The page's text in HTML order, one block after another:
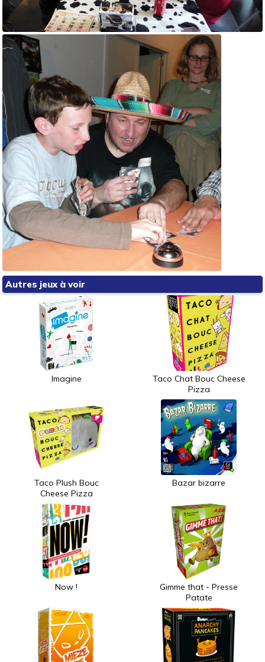
Autres jeux à voir
Imagine
Taco Chat Bouc Cheese
Pizza
Taco Plush Bouc
Cheese Pizza
Bazar bizarre
Now !
Gimme that - Presse
Patate